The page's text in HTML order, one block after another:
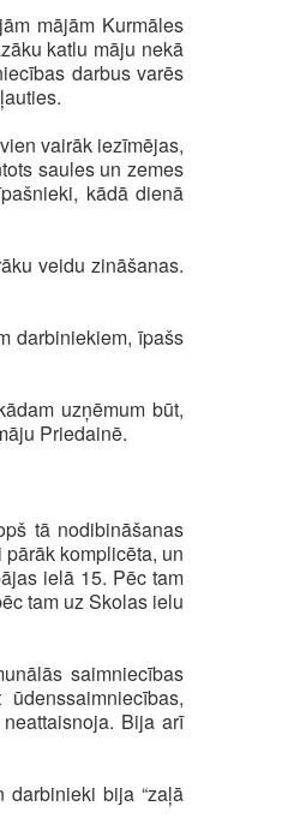
mājām Kurmāles
katlu māju nekā
darbus varēs
vairāk iezīmējas,
saules un zemes
kādā dienā
veidu zināšanas.
darbiniekiem, īpašs
uzņēmum būt,
Priedainē.
tā nodibināšanas
komplicēta, un
ielā 15. Pēc tam
tam uz Skolas ielu
saimniecības
Bija arī
bija “zaļā